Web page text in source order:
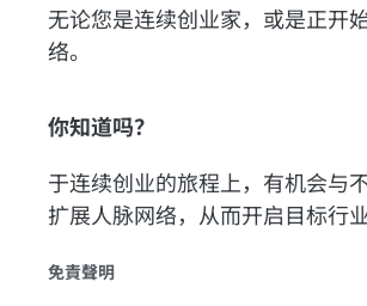
无论您是连续创业家，或是正开
络。
你知道吗？
于连续创业的旅程上，有机会与
扩展人脉网络，从而开启目标行业
免責聲明